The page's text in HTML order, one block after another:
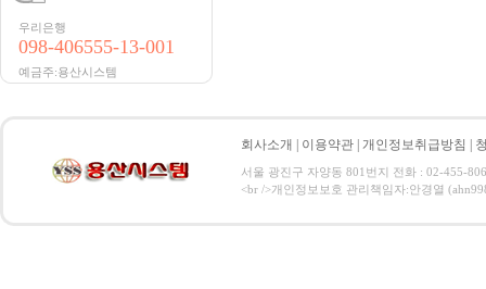
우리은행
098-406555-13-001
예금주:용산시스템
회사소개 이용약관 개인정보취급방침
서울 광진구 자양동 801번지 전화 : 02-455-
<br />개인정보보호 관리책임자:안경열